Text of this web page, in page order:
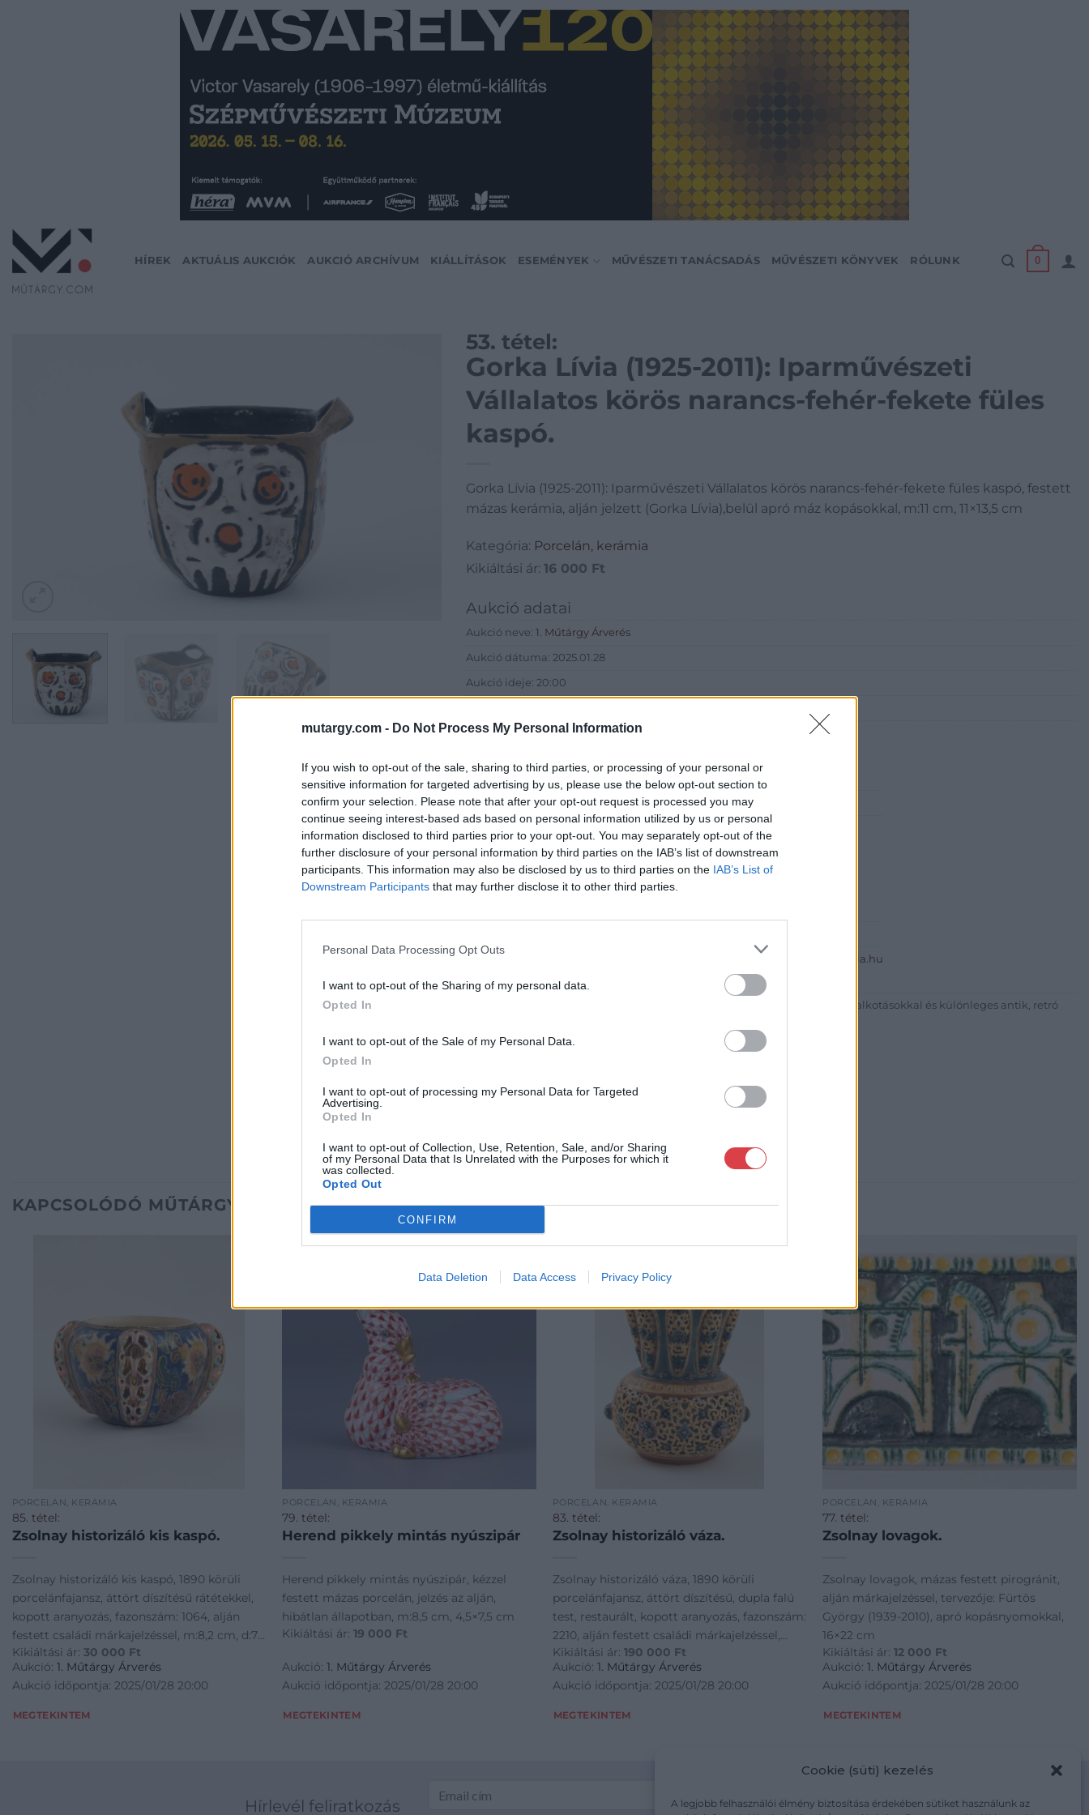
mutargy.com - Do Not Process My Personal Information
If you wish to opt-out of the sale, sharing to third parties, or processing of your personal or
sensitive information for targeted advertising by us, please use the below opt-out section to
confirm your selection. Please note that after your opt-out request is processed you may
continue seeing interest-based ads based on personal information utilized by us or personal
information disclosed to third parties prior to your opt-out. You may separately opt-out of the
further disclosure of your personal information by third parties on the IAB’s list of downstream
participants. This information may also be disclosed by us to third parties on the IAB’s List of
Downstream Participants that may further disclose it to other third parties.
Personal Data Processing Opt Outs
I want to opt-out of the Sharing of my personal data.
Opted In
I want to opt-out of the Sale of my Personal Data.
Opted In
I want to opt-out of processing my Personal Data for Targeted
Advertising.
Opted In
I want to opt-out of Collection, Use, Retention, Sale, and/or Sharing
of my Personal Data that Is Unrelated with the Purposes for which it
was collected.
Opted Out
CONFIRM
Data Deletion Data Access Privacy Policy
Cookie (süti) kezelés
A legjobb felhasználói élmény biztosítása érdekében sütiket használunk az
HÍREK AKTUÁLIS AUKCIÓK AUKCIÓ ARCHÍVUM KIÁLLÍTÁSOK ESEMÉNYEK MŰVÉSZETI TANÁCSADÁS MŰVÉSZETI KÖNYVEK RÓLUNK 0
53. tétel:
Gorka Lívia (1925-2011): Iparművészeti
Vállalatos körös narancs-fehér-fekete füles
kaspó.
Gorka Lívia (1925-2011): Iparművészeti Vállalatos körös narancs-fehér-fekete füles kaspó, festett
mázas kerámia, alján jelzett (Gorka Lívia),belül apró máz kopásokkal, m:11 cm, 11×13,5 cm
Kategória: Porcelán, kerámia
Kikiáltási ár: 16 000 Ft
Aukció adatai
Aukció neve: 1. Műtárgy Árverés
Aukció dátuma: 2025.01.28
Aukció ideje: 20:00
Tételszám: 53
Eladó adatai
Eladó:Képíró Galéria
Cím: Ozoli Dániel
Ozoli Dániel E.V.
Budapest
Képíró u.5.
Fsz./2.
http://www.passagegaleria.hu
Bemutatkozás: Belváros szívében kortárs képzőművészeti, iparművészeti alkotásokkal és különleges antik, retró
KAPCSOLÓDÓ MŰTÁRGYAK
PORCELÁN, KERÁMIA
85. tétel:
Zsolnay historizáló kis kaspó.
Zsolnay historizáló kis kaspó, 1890 körüli
porcelánfajansz, áttört díszítésű rátétekkel,
kopott aranyozás, fazonszám: 1064, alján
festett családi márkajelzéssel, m:8,2 cm, d:7-
14 cm
Kikiáltási ár: 30 000 Ft
Aukció: 1. Műtárgy Árverés
Aukció időpontja: 2025/01/28 20:00
MEGTEKINTEM
PORCELÁN, KERÁMIA
79. tétel:
Herend pikkely mintás nyúszipár
Herend pikkely mintás nyúszipár, kézzel
festett mázas porcelán, jelzés az alján,
hibátlan állapotban, m:8,5 cm, 4,5×7,5 cm
Kikiáltási ár:19 000 Ft
Aukció:1. Műtárgy Árverés
Aukció időpontja: 2025/01/28 20:00
MEGTEKINTEM
PORCELÁN, KERÁMIA
83. tétel:
Zsolnay historizáló váza.
Zsolnay historizáló váza, 1890 körüli
porcelánfajansz, áttört díszítésű, dupla falú
test, restaurált, kopott aranyozás, fazonszám:
2210, alján festett családi márkajelzéssel,
m:22,5 cm, d:14-17 cm
Kikiáltási ár: 190 000 Ft
Aukció: 1. Műtárgy Árverés
Aukció időpontja: 2025/01/28 20:00
MEGTEKINTEM
PORCELÁN, KERÁMIA
77. tétel:
Zsolnay lovagok.
Zsolnay lovagok, mázas festett pirogránit,
alján márkajelzéssel, tervezője: Fürtös
György (1939-2010), apró kopásnyomokkal,
16×22 cm
Kikiáltási ár:12 000 Ft
Aukció:1. Műtárgy Árverés
Aukció időpontja: 2025/01/28 20:00
MEGTEKINTEM
Hírlevél feliratkozás